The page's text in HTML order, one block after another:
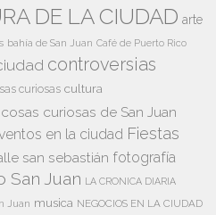
DE LA CIUDAD arte
bahía de San Juan Café de Puerto Rico
controversias
curiosas cultura
curiosas de San Juan
en la ciudad Fiestas
san sebastián fotografía
San Juan LA CRONICA DIARIA
Juan musica NEGOCIOS EN LA CIUDAD